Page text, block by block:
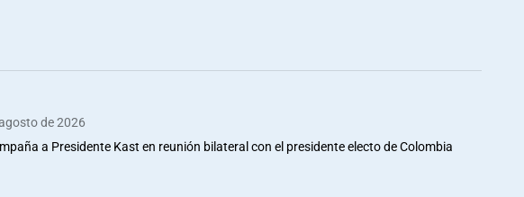
de 2026
a Presidente Kast en reunión bilateral con el presidente electo de Colombia